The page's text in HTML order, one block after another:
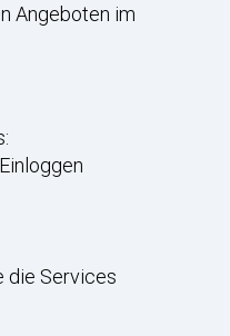
Angeboten im
die Services